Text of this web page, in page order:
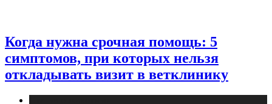
Когда нужна срочная помощь: 5
симптомов, при которых нельзя
откладывать визит в ветклинику